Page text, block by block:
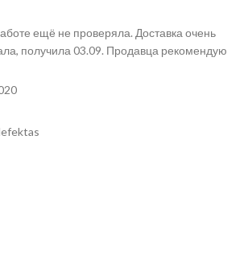
ещё не проверяла. Доставка очень
получила 03.09. Продавца рекомендую